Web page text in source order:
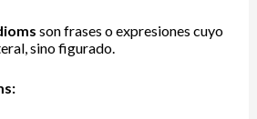
son frases o expresiones cuyo
sino figurado.